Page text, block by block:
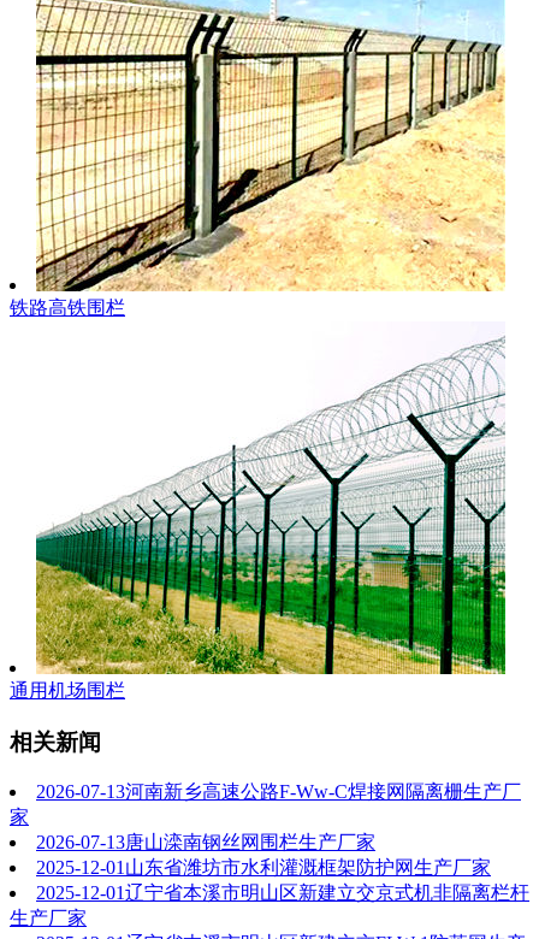
铁路高铁围栏
通用机场围栏
相关新闻
2026-07-13河南新乡高速公路F-Ww-C焊接网隔离栅生产厂
家
2026-07-13唐山滦南钢丝网围栏生产厂家
2025-12-01 山东省潍坊市水利灌溉框架防护网生产厂家
2025-12-01辽宁省本溪市明山区新建立交京式机非隔离栏杆
生产厂家